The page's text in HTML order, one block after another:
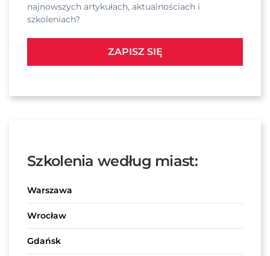
najnowszych artykułach, aktualnościach i
szkoleniach?
ZAPISZ SIĘ
Szkolenia według miast:
Warszawa
Wrocław
Gdańsk